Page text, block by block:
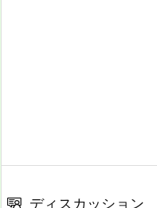
ディスカッション